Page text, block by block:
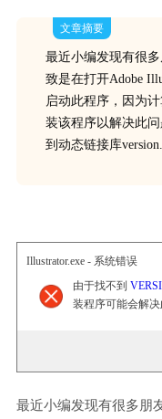
文章摘要
最近小编发现有很
致是在打开Adobe
启动此程序，因为
装该程序以解决此
到动态链接库
Illustrator.exe - 系统错误
由于找不到
装程序可能会解决
最近小编发现有很多朋